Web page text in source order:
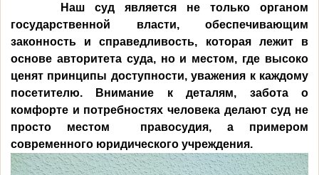
Наш суд является не только органом
государственной власти, обеспечивающим
законность и справедливость, которая лежит в
основе авторитета суда, но и местом, где высоко
ценят принципы доступности, уважения к каждому
посетителю. Внимание к деталям, забота о
комфорте и потребностях человека делают суд не
просто местом правосудия, а примером
современного юридического учреждения.